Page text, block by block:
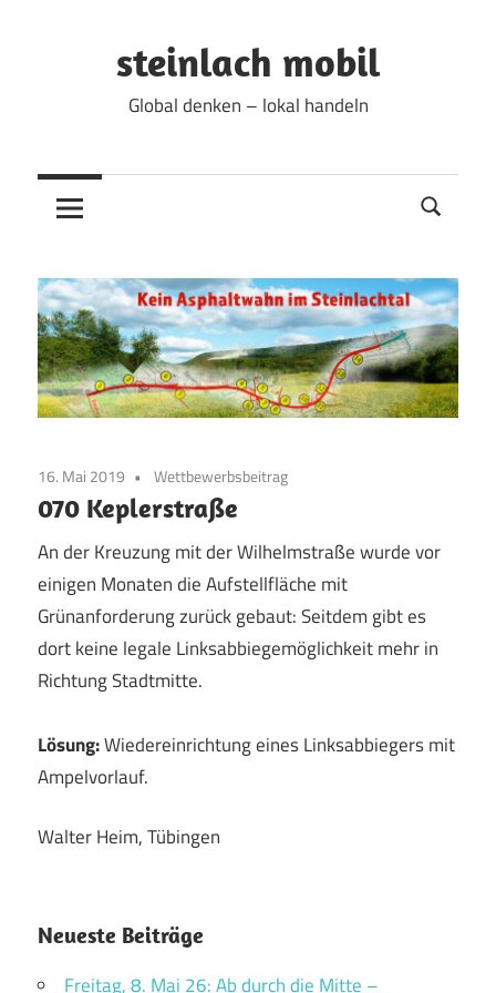
steinlach mobil
Global denken – lokal handeln
16. Mai 2019 Wettbewerbsbeitrag
070 Keplerstraße
An der Kreuzung mit der Wilhelmstraße wurde vor
einigen Monaten die Aufstellfläche mit
Grünanforderung zurück gebaut: Seitdem gibt es
dort keine legale Linksabbiegemöglichkeit mehr in
Richtung Stadtmitte.
Lösung:Wiedereinrichtung eines Linksabbiegers mit
Ampelvorlauf.
Walter Heim, Tübingen
Neueste Beiträge
Freitag, 8. Mai 26: Ab durch die Mitte –